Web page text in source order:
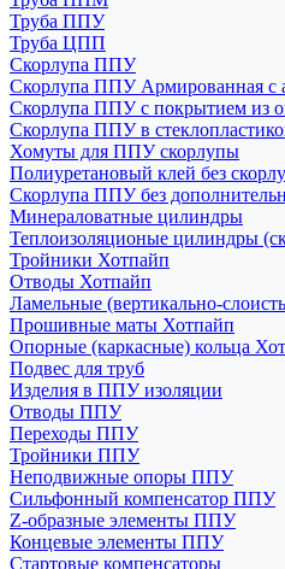
Труба ППУ
Труба ЦПП
Скорлупа ППУ
Скорлупа ППУ Армированная с
Скорлупа ППУ с покрытием из
Скорлупа ППУ в
Хомуты для ППУ скорлупы
Полиуретановый клей без
Скорлупа ППУ без
Минераловатные цилиндры
Теплоизоляционые цилиндры
Тройники Хотпайп
Отводы Хотпайп
Ламельные (вертикально-
Прошивные маты Хотпайп
Опорные (каркасные) кольца
Подвес для труб
Изделия в ППУ изоляции
Отводы ППУ
Переходы ППУ
Тройники ППУ
Неподвижные опоры ППУ
Cильфонный компенсатор ППУ
Z-образные элементы ППУ
Концевые элементы ППУ
Стартовые компенсаторы